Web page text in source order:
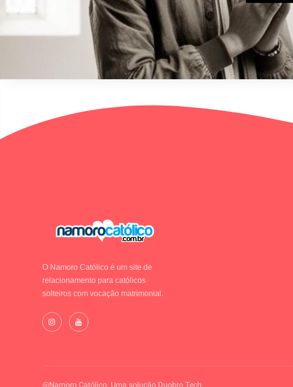
O Namoro Católico é um site de
relacionamento para católicos
solteiros com vocação matrimonial.
@Namoro Católico. Uma solução Duobro Tech.